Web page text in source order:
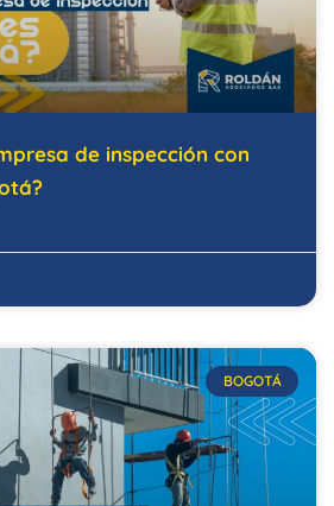
de inspección con
BOGOTÁ